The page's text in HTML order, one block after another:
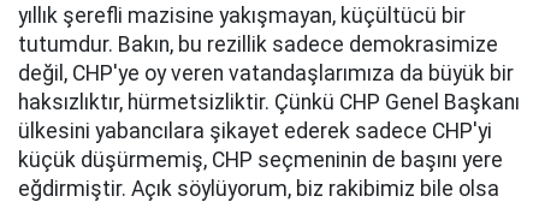
yıllık şerefli mazisine yakışmayan, küçültücü bir
tutumdur. Bakın, bu rezillik sadece demokrasimize
değil, CHP'ye oy veren vatandaşlarımıza da büyük bir
haksızlıktır, hürmetsizliktir. Çünkü CHP Genel Başkanı
ülkesini yabancılara şikayet ederek sadece CHP'yi
küçük düşürmemiş, CHP seçmeninin de başını yere
eğdirmiştir. Açık söylüyorum, biz rakibimiz bile olsa